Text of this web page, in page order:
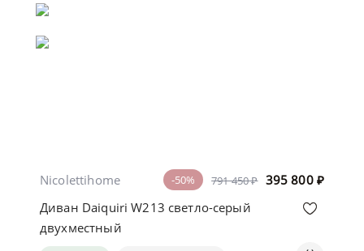
791 450 ₽ 395 800 ₽
-50%
Nicolettihome
Диван Daiquiri W213 светло-серый
двухместный